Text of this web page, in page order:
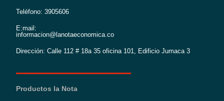
Teléfono: 3905606
E:mail:
informacion@lanotaeconomica.co
Dirección: Calle 112 # 18a 35 oficina 101, Edificio Jumaca 3
Productos la Nota